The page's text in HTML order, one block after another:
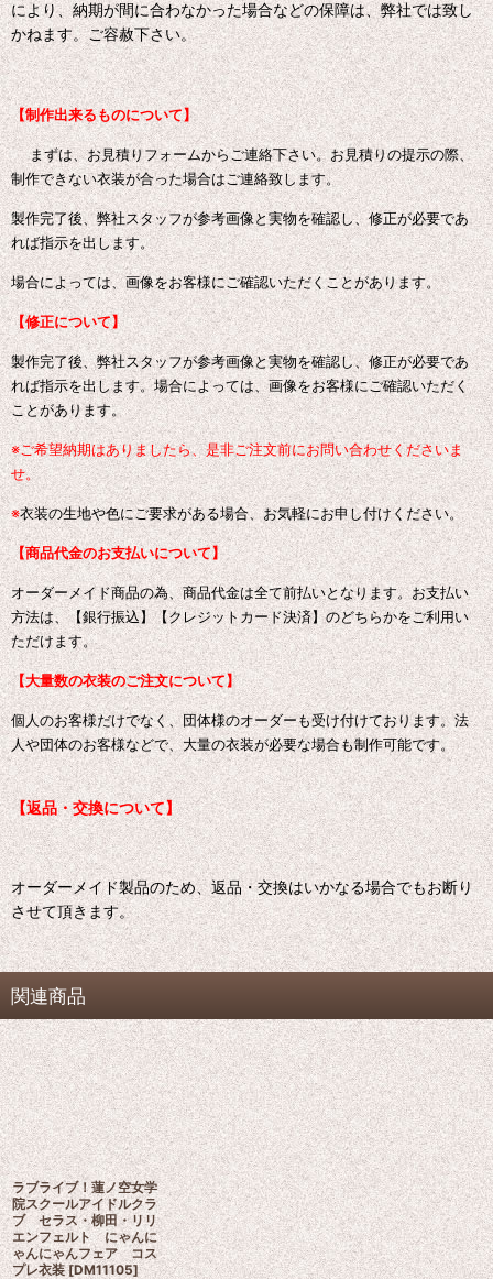
により、納期が間に合わなかった場合などの保障は、弊社では致し
かねます。ご容赦下さい。
【制作出来るものについて】
まずは、お見積りフォームからご連絡下さい。お見積りの提示の際、
制作できない衣装が合った場合はご連絡致します。
製作完了後、弊社スタッフが参考画像と実物を確認し、修正が必要であ
れば指示を出します。
場合によっては、画像をお客様にご確認いただくことがあります。
【修正について】
製作完了後、弊社スタッフが参考画像と実物を確認し、修正が必要であ
れば指示を出します。場合によっては、画像をお客様にご確認いただく
ことがあります。
※ご希望納期はありましたら、是非ご注文前にお問い合わせくださいま
せ。
※衣装の生地や色にご要求がある場合、お気軽にお申し付けください。
【商品代金のお支払いについて】
オーダーメイド商品の為、商品代金は全て前払いとなります。お支払い
方法は、【銀行振込】【クレジットカード決済】のどちらかをご利用い
ただけます。
【大量数の衣装のご注文について】
個人のお客様だけでなく、団体様のオーダーも受け付けております。法
人や団体のお客様などで、大量の衣装が必要な場合も制作可能です。
【返品・交換について】
オーダーメイド製品のため、返品・交換はいかなる場合でもお断り
させて頂きます。
関連商品
ラブライブ！蓮ノ空女学
院スクールアイドルクラ
ブ セラス・柳田・リリ
エンフェルト にゃんに
ゃんにゃんフェア コス
プレ衣装 [DM11105]